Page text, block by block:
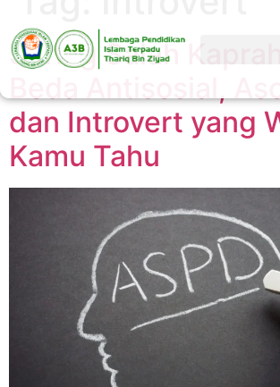
Sering Salah
dan Introvert yang
Kamu Tahu